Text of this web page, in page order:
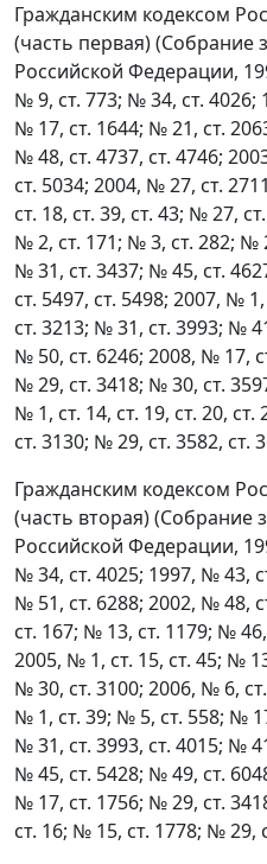
Гражданским кодексом
(часть первая) (Собрание
Российской Федерации,
№ 9, ст. 773; № 34, ст. 4026;
№ 17, ст. 1644; № 21, ст.
№ 48, ст. 4737, ст. 4746;
ст. 5034; 2004, № 27, ст.
ст. 18, ст. 39, ст. 43; № 27,
№ 2, ст. 171; № 3, ст. 282; №
№ 31, ст. 3437; № 45, ст.
ст. 5497, ст. 5498; 2007, №
ст. 3213; № 31, ст. 3993; №
№ 50, ст. 6246; 2008, № 17,
№ 29, ст. 3418; № 30, ст.
№ 1, ст. 14, ст. 19, ст. 20,
ст. 3130; № 29, ст. 3582, ст.
Гражданским кодексом
(часть вторая) (Собрание
Российской Федерации,
№ 34, ст. 4025; 1997, № 43,
№ 51, ст. 6288; 2002, № 48,
ст. 167; № 13, ст. 1179; №
2005, № 1, ст. 15, ст. 45; №
№ 30, ст. 3100; 2006, № 6,
№ 1, ст. 39; № 5, ст. 558; №
№ 31, ст. 3993, ст. 4015; №
№ 45, ст. 5428; № 49, ст.
№ 17, ст. 1756; № 29, ст.
ст. 16; № 15, ст. 1778; № 29,